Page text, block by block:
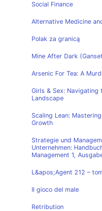
Social Finance
Alternative Medicine
Polak za granicą
Mine After Dark
Arsenic For Tea: A
Girls & Sex: Navigating
Landscape
Scaling Lean:
Growth
Strategie und
Unternehmen:
Management 1,
L&apos;Agent 212 –
Il gioco del male
Retribution